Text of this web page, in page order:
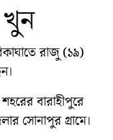
রাজু (১৯)
বারাহীপুরে
সোনাপুর গ্রামে।